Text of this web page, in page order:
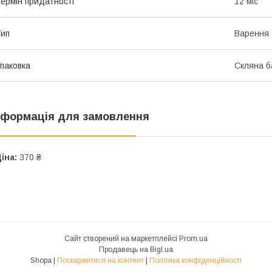
Варення
Скляна
для замовлення
370 ₴
Сайт створений на маркетплейсі Prom.ua
Продавець на Bigl.ua
Поскаржитися на контент Політика конфіденційності